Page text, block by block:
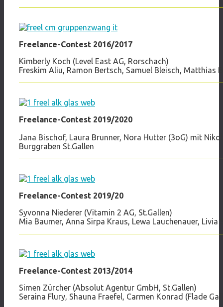
Freelance-Contest 2016/2017
Kimberly Koch (Level East AG, Rorschach)
Freskim Aliu, Ramon Bertsch, Samuel Bleisch, Matthias
Freelance-Contest 2019/2020
Jana Bischof, Laura Brunner, Nora Hutter (3oG) mit
Burggraben St.Gallen
Freelance-Contest 2019/20
Syvonna Niederer (Vitamin 2 AG, St.Gallen)
Mia Baumer, Anna Sirpa Kraus, Lewa Lauchenauer,
Freelance-Contest 2013/2014
Simen Zürcher (Absolut Agentur GmbH, St.Gallen)
Seraina Flury, Shauna Fraefel, Carmen Konrad (Flade